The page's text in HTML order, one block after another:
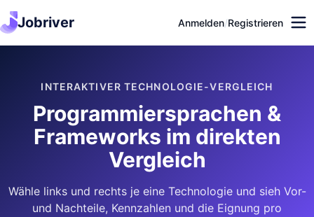
Jobriver Anmelden/Registrieren
INTERAKTIVER TECHNOLOGIE-VERGLEICH
Programmiersprachen &
Frameworks im direkten
Vergleich
Wähle links und rechts je eine Technologie und sieh Vor-
und Nachteile, Kennzahlen und die Eignung pro